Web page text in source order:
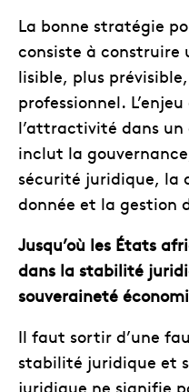
La bonne stratégie
consiste à construire
lisible, plus
professionnel.
l’attractivité dans un
inclut la
sécurité juridique, la
donnée et la gestion
Jusqu’où les États
dans la stabilité
souveraineté
Il faut sortir d’une
stabilité juridique et
juridique ne signifie